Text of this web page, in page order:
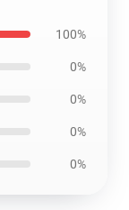
100%
0%
0%
0%
0%